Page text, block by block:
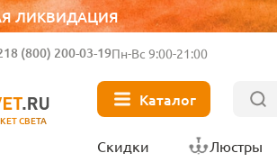
ЛИКВИДАЦИЯ
СВЕТА
8 (800) 200-03-19Пн-Вс 9:00-21:00
Каталог
Скидки Люстры